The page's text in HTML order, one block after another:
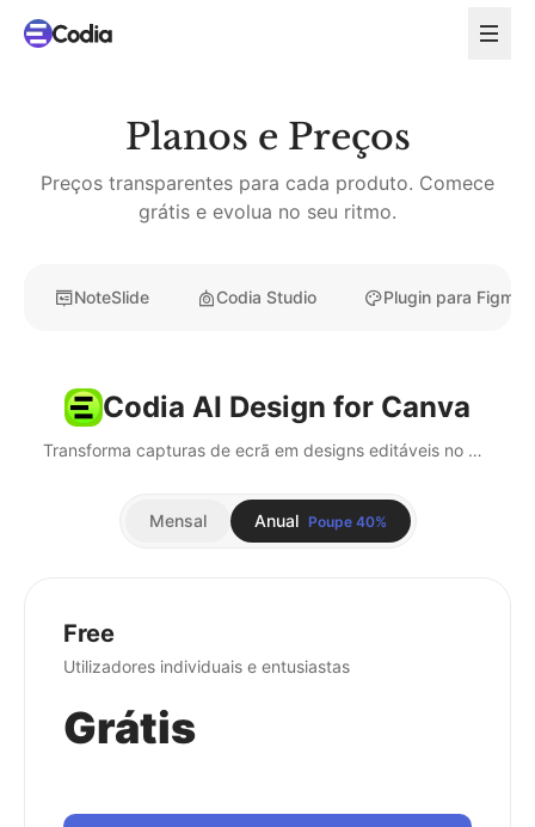
Planos e Preços
Preços transparentes para cada produto. Comece
grátis e evolua no seu ritmo.
NoteSlide Codia Studio Plugin para Figma
Codia AI Design for Canva
Transforma capturas de ecrã em designs editáveis no Canva com um clique, diretamente no editor do Canva.
Mensal Anual Poupe 40%
Free
Utilizadores individuais e entusiastas
Grátis